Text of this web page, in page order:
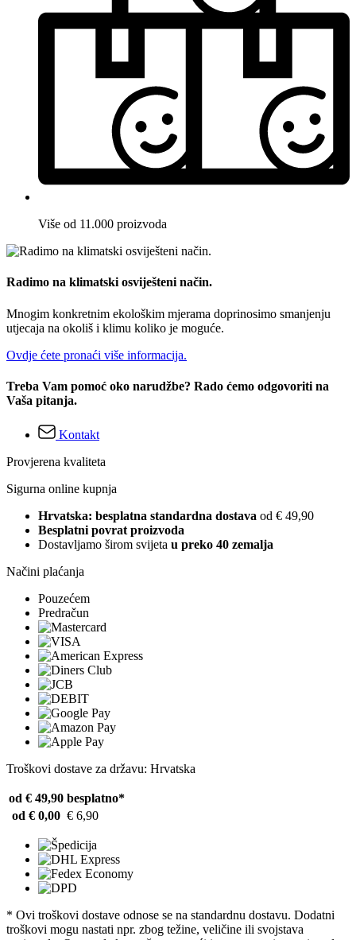
Više od 11.000 proizvoda
Radimo na klimatski osviješteni način.
Mnogim konkretnim ekološkim mjerama doprinosimo smanjenju
utjecaja na okoliš i klimu koliko je moguće.
Ovdje ćete pronaći više informacija.
Treba Vam pomoć oko narudžbe? Rado ćemo odgovoriti na
Vaša pitanja.
Kontakt
Provjerena kvaliteta
Sigurna online kupnja
Hrvatska: besplatna standardna dostava od € 49,90
Besplatni povrat proizvoda
Dostavljamo širom svijeta u preko 40 zemalja
Načini plaćanja
Pouzećem
Predračun
Troškovi dostave za državu: Hrvatska
od € 49,90 besplatno*
od € 0,00 € 6,90
* Ovi troškovi dostave odnose se na standardnu ​​dostavu. Dodatni
troškovi mogu nastati npr. zbog težine, veličine ili svojstava